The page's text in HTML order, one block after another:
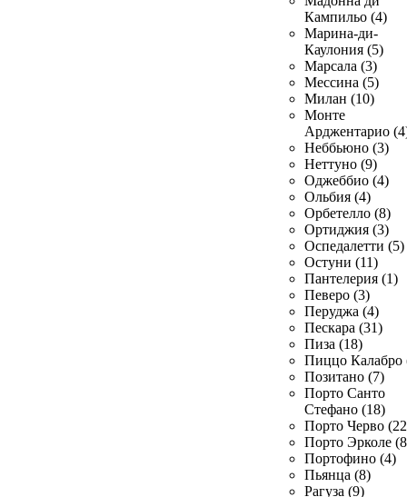
Кампильо (4)
Марина-ди-
Каулония (5)
Марсала (3)
Мессина (5)
Милан (10)
Монте
Арджентарио
Неббьюно (3)
Неттуно (9)
Оджеббио (4)
Ольбия (4)
Орбетелло (8)
Ортиджия (3)
Оспедалетти (5)
Остуни (11)
Пантелерия (1)
Певеро (3)
Перуджа (4)
Пескара (31)
Пиза (18)
Пиццо Калабро
Позитано (7)
Порто Санто
Стефано (18)
Порто Черво
Порто Эрколе
Портофино (4)
Пьянца (8)
Рагуза (9)